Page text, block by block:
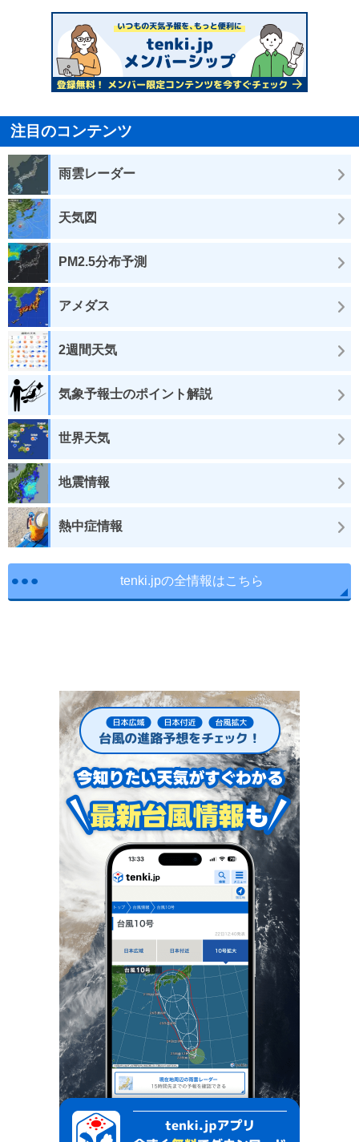
注目のコンテンツ
雨雲レーダー
天気図
PM2.5分布予測
アメダス
2週間天気
気象予報士のポイント解説
世界天気
地震情報
熱中症情報
tenki.jpの全情報はこちら